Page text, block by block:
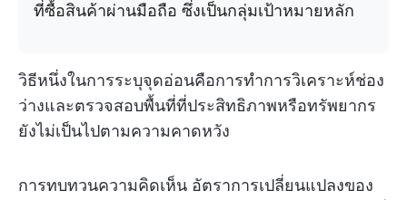
ที่ซื้อสินค้าผ่านมือถือ ซึ่งเป็นกลุ่มเป้าหมายหลัก
วิธีหนึ่งในการระบุจุดอ่อนคือการทำการวิเคราะห์ช่อง
ว่างและตรวจสอบพื้นที่ที่ประสิทธิภาพหรือทรัพยากร
ยังไม่เป็นไปตามความคาดหวัง
การทบทวนความคิดเห็น อัตราการเปลี่ยนแปลงของ